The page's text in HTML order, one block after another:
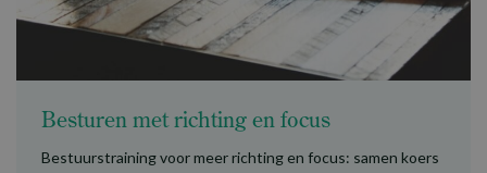
Besturen met richting en focus
Bestuurstraining voor meer richting en focus: samen koers